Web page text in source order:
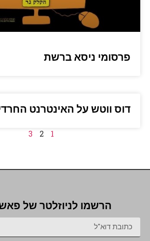
פרסומי ניסא ברשת
דוס ווטש על האינטרנט
1
2
3
הרשמו לניוזלטר של